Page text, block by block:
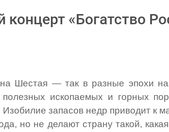
«Богатство
Шестая — так в разные эпохи
полезных ископаемых и горных
запасов недр приводит к
но не делают страну такой,